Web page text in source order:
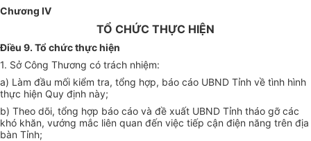
Chương IV
TỔ CHỨC THỰC HIỆN
Điều 9. Tổ chức thực hiện
1. Sở Công Thương có trách nhiệm:
a) Làm đầu mối kiểm tra, tổng hợp, báo cáo UBND Tỉnh về tình hình
thực hiện Quy định này;
b) Theo dõi, tổng hợp báo cáo và đề xuất UBND Tỉnh tháo gỡ các
khó khăn, vướng mắc liên quan đến việc tiếp cận điện năng trên địa
bàn Tỉnh;